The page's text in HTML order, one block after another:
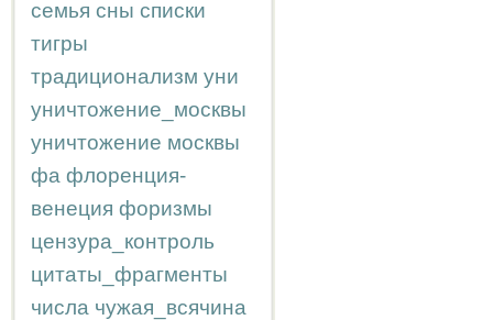
семья сны списки
тигры
традиционализм уни
уничтожение_москвы
уничтожение москвы
фа флоренция-
венеция форизмы
цензура_контроль
цитаты_фрагменты
числа чужая_всячина